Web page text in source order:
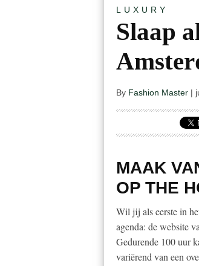
LUXURY
Slaap
By Fashion Master |
MAAK
OP THE
Wil jij als eerste in
agenda: de website
Gedurende 100 uur
variërend van een